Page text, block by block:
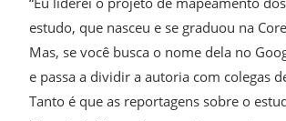
estudo, que nasceu e se graduou na
Mas, se você busca o nome dela no
e passa a dividir a autoria com colegas
Tanto é que as reportagens sobre o